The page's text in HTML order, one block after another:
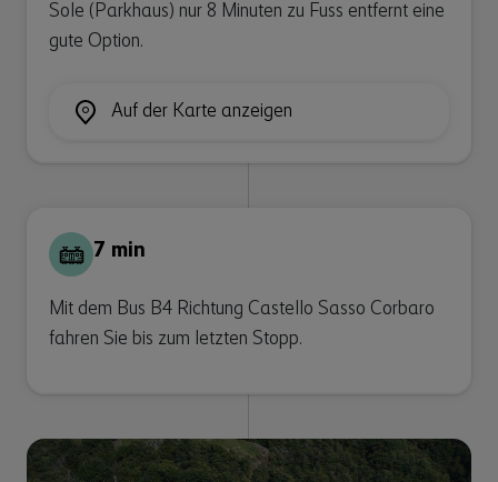
Sole (Parkhaus) nur 8 Minuten zu Fuss entfernt eine
gute Option.
Auf der Karte anzeigen
7 min
Mit dem Bus B4 Richtung Castello Sasso Corbaro
fahren Sie bis zum letzten Stopp.